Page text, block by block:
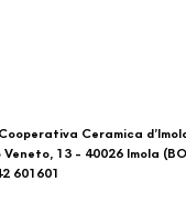
Ceramica
13 - 40026 Imola
601601